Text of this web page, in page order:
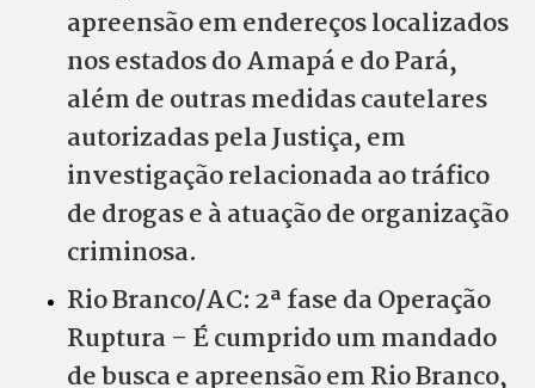
apreensão em endereços localizados
nos estados do Amapá e do Pará,
além de outras medidas cautelares
autorizadas pela Justiça, em
investigação relacionada ao tráfico
de drogas e à atuação de organização
criminosa.
Rio Branco/AC: 2ª fase da Operação
Ruptura – É cumprido um mandado
de busca e apreensão em Rio Branco,